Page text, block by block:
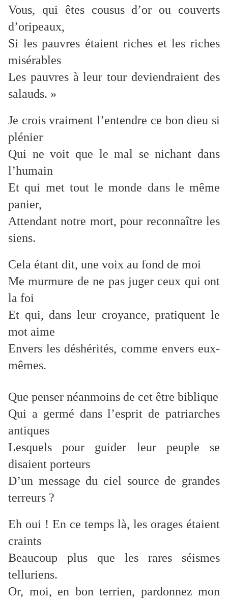
Vous, qui êtes cousus d’or ou couverts
d’oripeaux,
Si les pauvres étaient riches et les riches
misérables
Les pauvres à leur tour deviendraient des
salauds. »
Je crois vraiment l’entendre ce bon dieu si
plénier
Qui ne voit que le mal se nichant dans
l’humain
Et qui met tout le monde dans le même
panier,
Attendant notre mort, pour reconnaître les
siens.
Cela étant dit, une voix au fond de moi
Me murmure de ne pas juger ceux qui ont
la foi
Et qui, dans leur croyance, pratiquent le
mot aime
Envers les déshérités, comme envers eux-
mêmes.
Que penser néanmoins de cet être biblique
Qui a germé dans l’esprit de patriarches
antiques
Lesquels pour guider leur peuple se
disaient porteurs
D’un message du ciel source de grandes
terreurs ?
Eh oui ! En ce temps là, les orages étaient
craints
Beaucoup plus que les rares séismes
telluriens.
Or, moi, en bon terrien, pardonnez mon